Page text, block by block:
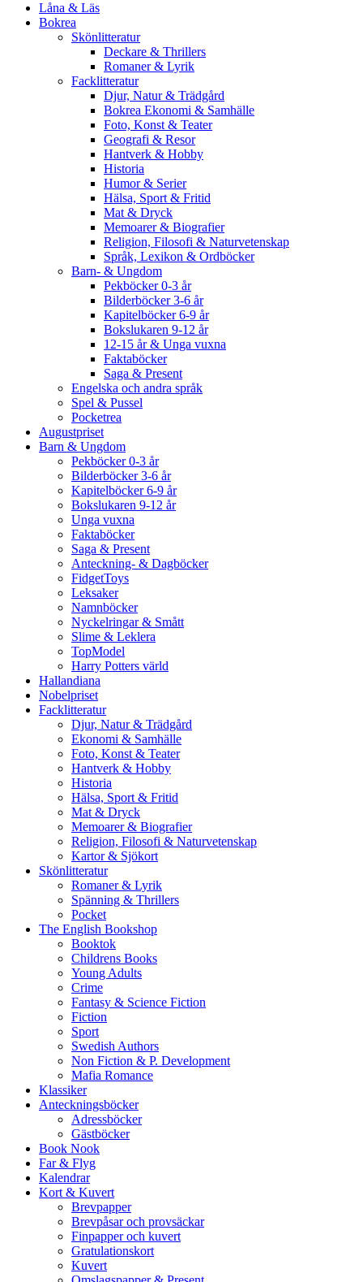
Låna & Läs
Bokrea
Skönlitteratur
Deckare & Thrillers
Romaner & Lyrik
Facklitteratur
Djur, Natur & Trädgård
Bokrea Ekonomi & Samhälle
Foto, Konst & Teater
Geografi & Resor
Hantverk & Hobby
Historia
Humor & Serier
Hälsa, Sport & Fritid
Mat & Dryck
Memoarer & Biografier
Religion, Filosofi & Naturvetenskap
Språk, Lexikon & Ordböcker
Barn- & Ungdom
Pekböcker 0-3 år
Bilderböcker 3-6 år
Kapitelböcker 6-9 år
Bokslukaren 9-12 år
12-15 år & Unga vuxna
Faktaböcker
Saga & Present
Engelska och andra språk
Spel & Pussel
Pocketrea
Augustpriset
Barn & Ungdom
Pekböcker 0-3 år
Bilderböcker 3-6 år
Kapitelböcker 6-9 år
Bokslukaren 9-12 år
Unga vuxna
Faktaböcker
Saga & Present
Anteckning- & Dagböcker
FidgetToys
Leksaker
Namnböcker
Nyckelringar & Smått
Slime & Leklera
TopModel
Harry Potters värld
Hallandiana
Nobelpriset
Facklitteratur
Djur, Natur & Trädgård
Ekonomi & Samhälle
Foto, Konst & Teater
Hantverk & Hobby
Historia
Hälsa, Sport & Fritid
Mat & Dryck
Memoarer & Biografier
Religion, Filosofi & Naturvetenskap
Kartor & Sjökort
Skönlitteratur
Romaner & Lyrik
Spänning & Thrillers
Pocket
The English Bookshop
Booktok
Childrens Books
Young Adults
Crime
Fantasy & Science Fiction
Fiction
Sport
Swedish Authors
Non Fiction & P. Development
Mafia Romance
Klassiker
Anteckningsböcker
Adressböcker
Gästböcker
Book Nook
Far & Flyg
Kalendrar
Kort & Kuvert
Brevpapper
Brevpåsar och provsäckar
Finpapper och kuvert
Gratulationskort
Kuvert